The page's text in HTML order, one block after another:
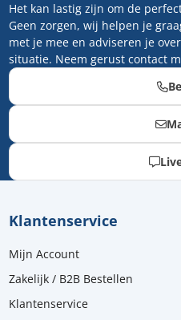
Het kan lastig zijn om de
Geen zorgen, wij helpen je
met je mee en adviseren je
situatie. Neem gerust contact
Klantenservice
Mijn Account
Zakelijk / B2B Bestellen
Klantenservice